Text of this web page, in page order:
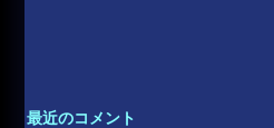
最近のコメント